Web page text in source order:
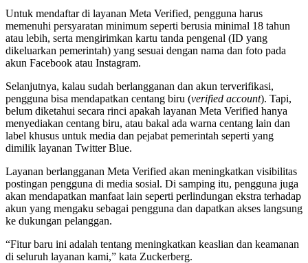
Untuk mendaftar di layanan Meta Verified, pengguna harus
memenuhi persyaratan minimum seperti berusia minimal 18 tahun
atau lebih, serta mengirimkan kartu tanda pengenal (ID yang
dikeluarkan pemerintah) yang sesuai dengan nama dan foto pada
akun Facebook atau Instagram.
Selanjutnya, kalau sudah berlangganan dan akun terverifikasi,
pengguna bisa mendapatkan centang biru (verified account). Tapi,
belum diketahui secara rinci apakah layanan Meta Verified hanya
menyediakan centang biru, atau bakal ada warna centang lain dan
label khusus untuk media dan pejabat pemerintah seperti yang
dimilik layanan Twitter Blue.
Layanan berlangganan Meta Verified akan meningkatkan visibilitas
postingan pengguna di media sosial. Di samping itu, pengguna juga
akan mendapatkan manfaat lain seperti perlindungan ekstra terhadap
akun yang mengaku sebagai pengguna dan dapatkan akses langsung
ke dukungan pelanggan.
“Fitur baru ini adalah tentang meningkatkan keaslian dan keamanan
di seluruh layanan kami,” kata Zuckerberg.